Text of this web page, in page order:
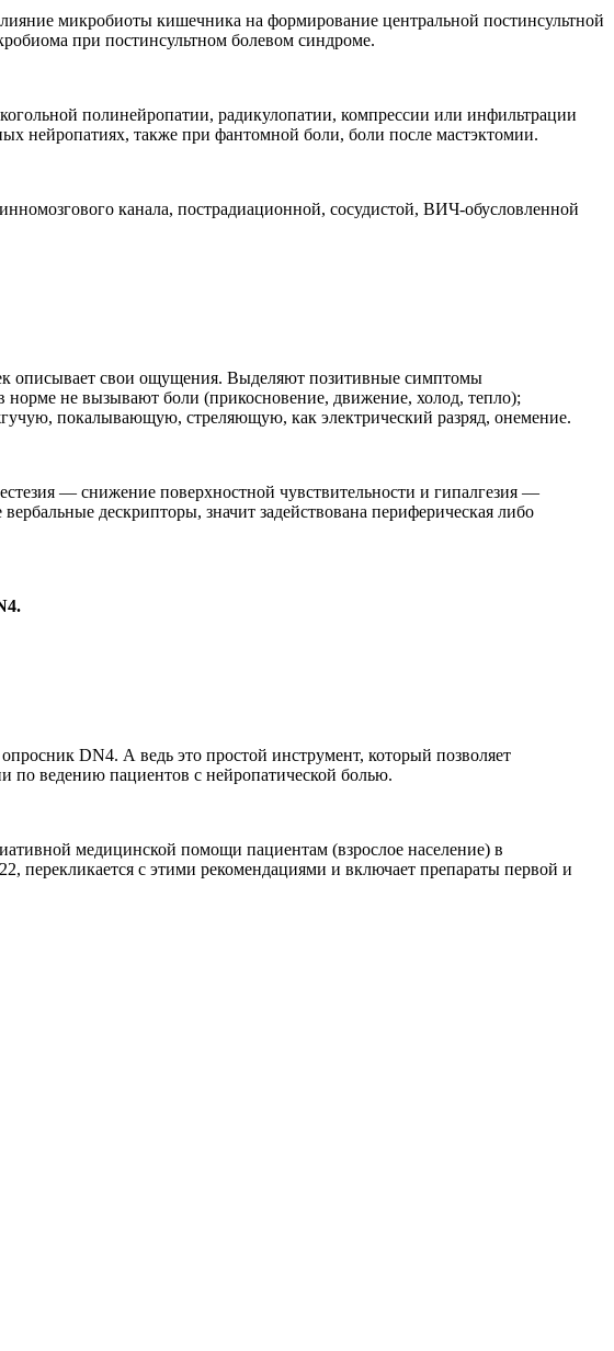
микробиоты кишечника на формирование центральной постинсультной
при постинсультном болевом синдроме.
полинейропатии, радикулопатии, компрессии или инфильтрации
нейропатиях, также при фантомной боли, боли после мастэктомии.
канала, пострадиационной, сосудистой, ВИЧ-обусловленной
описывает свои ощущения. Выделяют позитивные симптомы
не вызывают боли (прикосновение, движение, холод, тепло);
покалывающую, стреляющую, как электрический разряд, онемение.
— снижение поверхностной чувствительности и гипалгезия —
дескрипторы, значит задействована периферическая либо
DN4. А ведь это простой инструмент, который позволяет
по ведению пациентов с нейропатической болью.
медицинской помощи пациентам (взрослое население) в
перекликается с этими рекомендациями и включает препараты первой и